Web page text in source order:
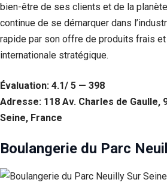
bien-être de ses clients et de la
continue de se démarquer dans
rapide par son offre de produits frais
internationale stratégique.
Évaluation: 4.1/ 5 — 398
Adresse: 118 Av. Charles de Gaulle,
Seine, France
Boulangerie du Parc